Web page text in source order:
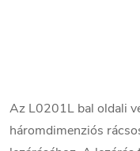
Az L0201L bal oldali
háromdimenziós